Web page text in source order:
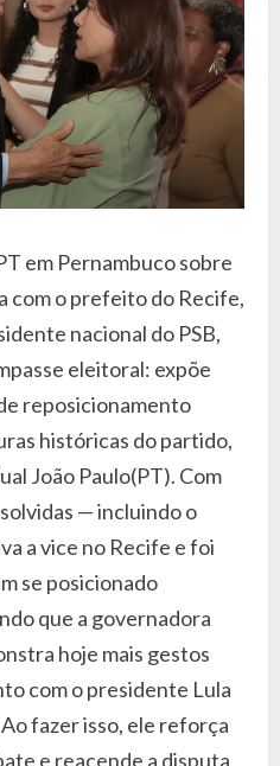
em Pernambuco sobre
com o prefeito do Recife,
nacional do PSB,
eleitoral: expõe
reposicionamento
históricas do partido,
João Paulo(PT). Com
— incluindo o
a vice no Recife e foi
se posicionado
que a governadora
hoje mais gestos
com o presidente Lula
fazer isso, ele reforça
e reacende a disputa